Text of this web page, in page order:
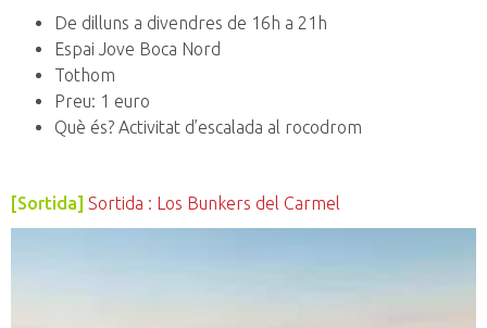
De dilluns a divendres de 16h a 21h
Espai Jove Boca Nord
Tothom
Preu: 1 euro
Què és? Activitat d’escalada al rocodrom
[Sortida] Sortida : Los Bunkers del Carmel